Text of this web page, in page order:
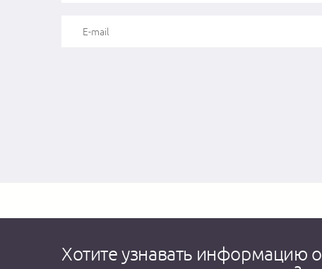
Хотите узнавать информацию о